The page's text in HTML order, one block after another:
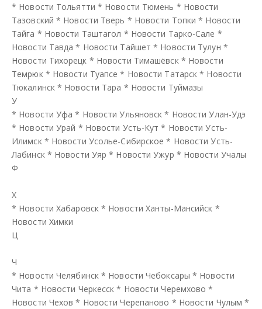
* Новости Тольятти * Новости Тюмень * Новости
Тазовский * Новости Тверь * Новости Топки * Новости
Тайга * Новости Таштагол * Новости Тарко-Сале *
Новости Тавда * Новости Тайшет * Новости Тулун *
Новости Тихорецк * Новости Тимашёвск* Новости
Темрюк* Новости Туапсе * Новости Татарск * Новости
Тюкалинск* Новости Тара * Новости Туймазы
У
* Новости Уфа * Новости Ульяновск * Новости Улан-Удэ
* Новости Урай * Новости Усть-Кут * Новости Усть-
Илимск* Новости Усолье-Сибирское * Новости Усть-
Лабинск* Новости Уяр * Новости Ужур * Новости Учалы
Ф
Х
* Новости Хабаровск* Новости Ханты-Мансийск *
Новости Химки
Ц
Ч
* Новости Челябинск* Новости Чебоксары * Новости
Чита * Новости Черкесск * Новости Черемхово *
Новости Чехов * Новости Черепаново * Новости Чулым *